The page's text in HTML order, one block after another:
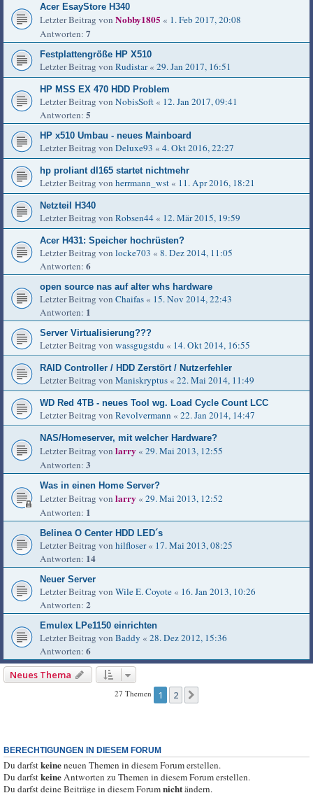
Acer EsayStore H340
Letzter Beitrag von Nobby1805 « 1. Feb 2017, 20:08
Antworten: 7
Festplattengröße HP X510
Letzter Beitrag von Rudistar« 29. Jan 2017, 16:51
HP MSS EX 470 HDD Problem
Letzter Beitrag von NobisSoft « 12. Jan 2017, 09:41
Antworten: 5
HP x510 Umbau - neues Mainboard
Letzter Beitrag von Deluxe93 « 4. Okt 2016, 22:27
hp proliant dl165 startet nichtmehr
Letzter Beitrag von herrmann_wst « 11. Apr 2016, 18:21
Netzteil H340
Letzter Beitrag von Robsen44 « 12. Mär 2015, 19:59
Acer H431: Speicher hochrüsten?
Letzter Beitrag von locke703 « 8. Dez 2014, 11:05
Antworten: 6
open source nas auf alter whs hardware
Letzter Beitrag von Chaifas « 15. Nov 2014, 22:43
Antworten: 1
Server Virtualisierung???
Letzter Beitrag von wassgugstdu « 14. Okt 2014, 16:55
RAID Controller / HDD Zerstört / Nutzerfehler
Letzter Beitrag von Maniskryptus « 22. Mai 2014, 11:49
WD Red 4TB - neues Tool wg. Load Cycle Count LCC
Letzter Beitrag von Revolvermann « 22. Jan 2014, 14:47
NAS/Homeserver, mit welcher Hardware?
Letzter Beitrag von larry « 29. Mai 2013, 12:55
Antworten: 3
Was in einen Home Server?
Letzter Beitrag von larry « 29. Mai 2013, 12:52
Antworten: 1
Belinea O Center HDD LED´s
Letzter Beitrag von hilfloser« 17. Mai 2013, 08:25
Antworten: 14
Neuer Server
Letzter Beitrag von Wile E. Coyote « 16. Jan 2013, 10:26
Antworten: 2
Emulex LPe1150 einrichten
Letzter Beitrag von Baddy « 28. Dez 2012, 15:36
Antworten: 6
Neues Thema
27 Themen 1 2
BERECHTIGUNGEN IN DIESEM FORUM
Du darfstkeineneuen Themen in diesem Forum erstellen.
Du darfstkeineAntworten zu Themen in diesem Forum erstellen.
Du darfst deine Beiträge in diesem Forumnichtändern.